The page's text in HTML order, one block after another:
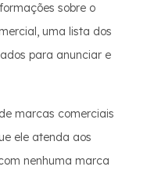
sobre o
uma lista dos
para anunciar e
marcas comerciais
ele atenda aos
nenhuma marca